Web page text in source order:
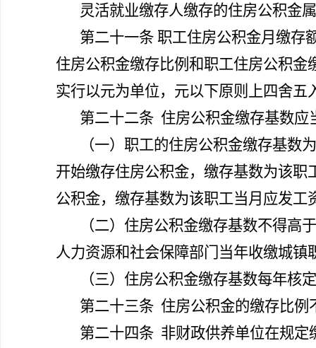
灵活就业缴存人缴存的住房公积金
第二十一条 职工住房公积金月缴存
住房公积金缴存比例和职工住房公积
实行以元为单位，元以下原则上四舍五
第二十二条 住房公积金缴存基数应
（一）职工的住房公积金缴存基
开始缴存住房公积金，缴存基数为该
公积金，缴存基数为该职工当月应发工
（二）住房公积金缴存基数不得高
人力资源和社会保障部门当年收缴城
（三）住房公积金缴存基数每年核
第二十三条 住房公积金的缴存比例
第二十四条 非财政供养单位在规定